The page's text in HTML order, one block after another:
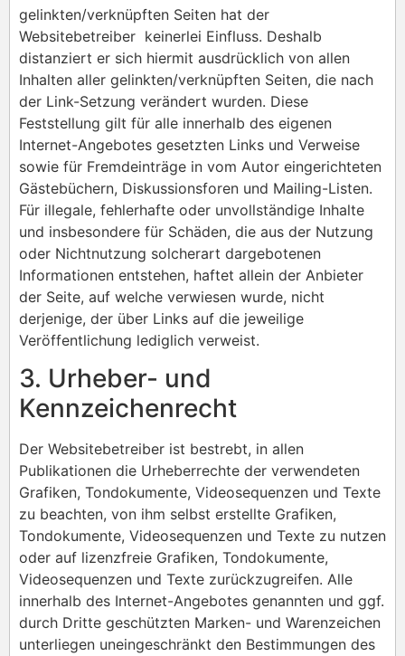
gelinkten/verknüpften Seiten hat der
Websitebetreiber keinerlei Einfluss. Deshalb
distanziert er sich hiermit ausdrücklich von allen
Inhalten aller gelinkten/verknüpften Seiten, die nach
der Link-Setzung verändert wurden. Diese
Feststellung gilt für alle innerhalb des eigenen
Internet-Angebotes gesetzten Links und Verweise
sowie für Fremdeinträge in vom Autor eingerichteten
Gästebüchern, Diskussionsforen und Mailing-Listen.
Für illegale, fehlerhafte oder unvollständige Inhalte
und insbesondere für Schäden, die aus der Nutzung
oder Nichtnutzung solcherart dargebotenen
Informationen entstehen, haftet allein der Anbieter
der Seite, auf welche verwiesen wurde, nicht
derjenige, der über Links auf die jeweilige
Veröffentlichung lediglich verweist.
3. Urheber- und
Kennzeichenrecht
Der Websitebetreiber ist bestrebt, in allen
Publikationen die Urheberrechte der verwendeten
Grafiken, Tondokumente, Videosequenzen und Texte
zu beachten, von ihm selbst erstellte Grafiken,
Tondokumente, Videosequenzen und Texte zu nutzen
oder auf lizenzfreie Grafiken, Tondokumente,
Videosequenzen und Texte zurückzugreifen. Alle
innerhalb des Internet-Angebotes genannten und ggf.
durch Dritte geschützten Marken- und Warenzeichen
unterliegen uneingeschränkt den Bestimmungen des